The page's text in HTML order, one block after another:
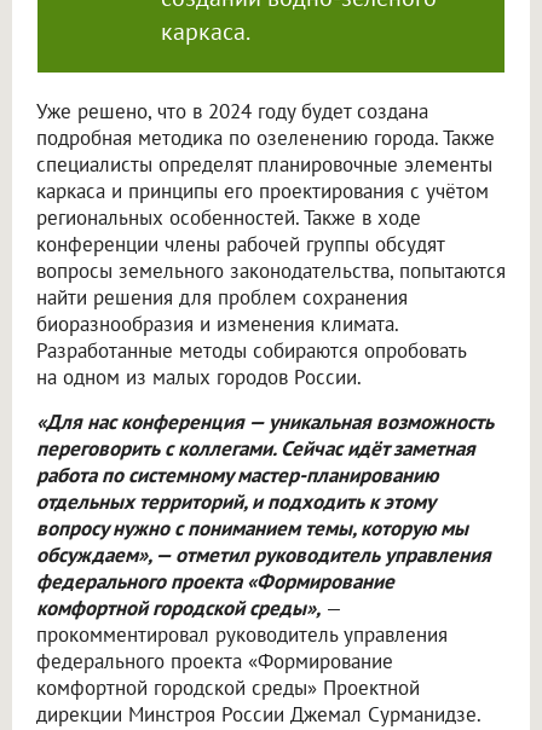
каркаса.
Уже решено, что в 2024 году будет создана
подробная методика по озеленению города. Также
специалисты определят планировочные элементы
каркаса и принципы его проектирования с учётом
региональных особенностей. Также в ходе
конференции члены рабочей группы обсудят
вопросы земельного законодательства, попытаются
найти решения для проблем сохранения
биоразнообразия и изменения климата.
Разработанные методы собираются опробовать
на одном из малых городов России.
«Для нас конференция — уникальная возможность
переговорить с коллегами. Сейчас идёт заметная
работа по системному мастер-планированию
отдельных территорий, и подходить к этому
вопросу нужно с пониманием темы, которую мы
обсуждаем», — отметил руководитель управления
федерального проекта «Формирование
комфортной городской среды», —
прокомментировал руководитель управления
федерального проекта «Формирование
комфортной городской среды» Проектной
дирекции Минстроя России Джемал Сурманидзе.